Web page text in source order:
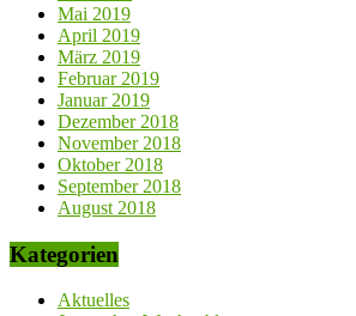
Mai 2019
April 2019
März 2019
Februar 2019
Januar 2019
Dezember 2018
November 2018
Oktober 2018
September 2018
August 2018
Kategorien
Aktuelles